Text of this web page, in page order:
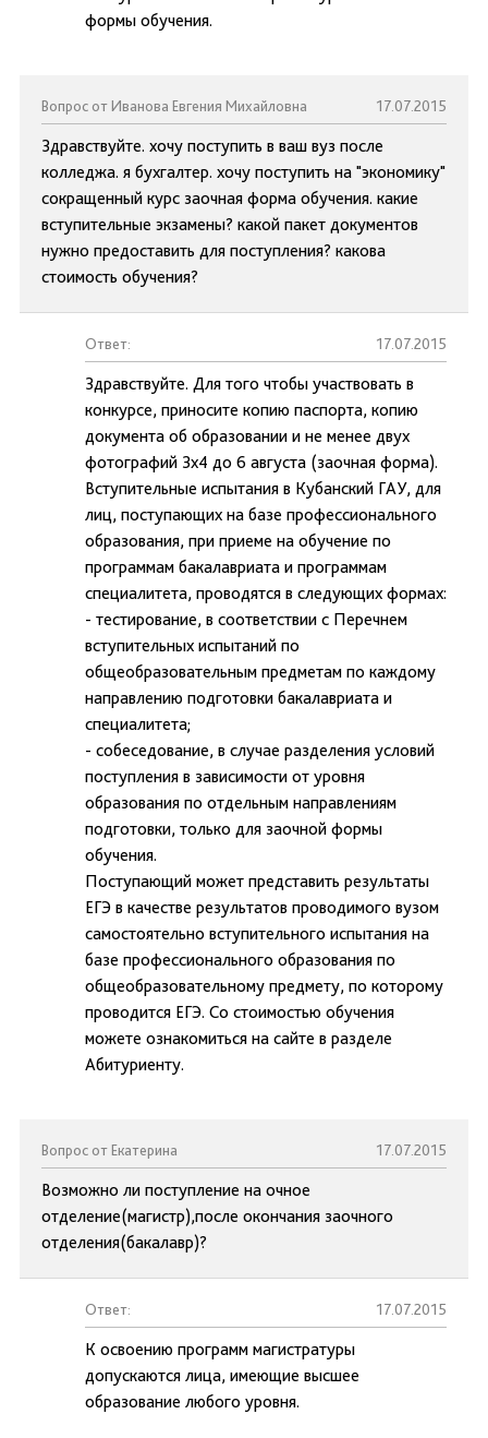
формы обучения.
Вопрос от Иванова Евгения Михайловна 17.07.2015
Здравствуйте. хочу поступить в ваш вуз после
колледжа. я бухгалтер. хочу поступить на "экономику"
сокращенный курс заочная форма обучения. какие
вступительные экзамены? какой пакет документов
нужно предоставить для поступления? какова
стоимость обучения?
Ответ: 17.07.2015
Здравствуйте. Для того чтобы участвовать в
конкурсе, приносите копию паспорта, копию
документа об образовании и не менее двух
фотографий 3х4 до 6 августа (заочная форма).
Вступительные испытания в Кубанский ГАУ, для
лиц, поступающих на базе профессионального
образования, при приеме на обучение по
программам бакалавриата и программам
специалитета, проводятся в следующих формах:
- тестирование, в соответствии с Перечнем
вступительных испытаний по
общеобразовательным предметам по каждому
направлению подготовки бакалавриата и
специалитета;
- собеседование, в случае разделения условий
поступления в зависимости от уровня
образования по отдельным направлениям
подготовки, только для заочной формы
обучения.
Поступающий может представить результаты
ЕГЭ в качестве результатов проводимого вузом
самостоятельно вступительного испытания на
базе профессионального образования по
общеобразовательному предмету, по которому
проводится ЕГЭ. Со стоимостью обучения
можете ознакомиться на сайте в разделе
Абитуриенту.
Вопрос от Екатерина 17.07.2015
Возможно ли поступление на очное
отделение(магистр),после окончания заочного
отделения(бакалавр)?
Ответ: 17.07.2015
К освоению программ магистратуры
допускаются лица, имеющие высшее
образование любого уровня.